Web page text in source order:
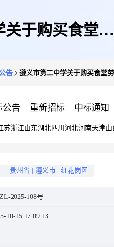
于购买食堂劳
告 遵义市第二中学关于购买食堂
公告 重新招标 中标通知
苏浙江山东湖北四川 河北河南天津山
贵州省 遵义市 红花岗区
2025-108号
10-15 17:09:13